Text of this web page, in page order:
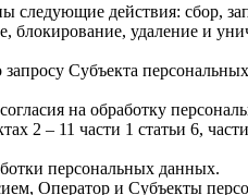
действия: сбор,
удаление и
Субъекта
на обработку
2 – 11 части 1 статьи 6,
персональных данных.
Оператор и Субъекты